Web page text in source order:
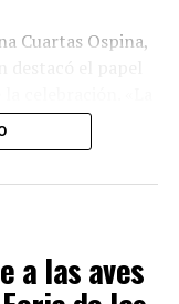
Cuartas Ospina,
anfitriones, el
tres
funcionaria.
característicos
a las aves